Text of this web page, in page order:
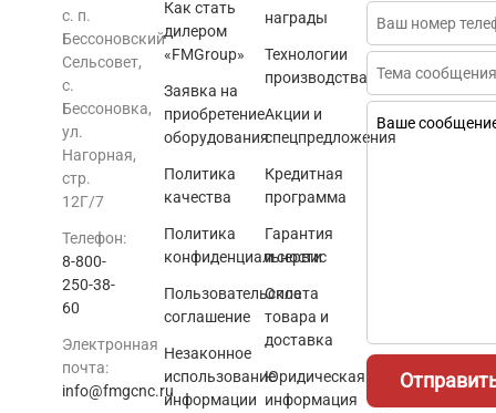
с. п.
Бессоновский
Сельсовет,
с.
Бессоновка,
ул.
Нагорная,
стр.
12Г/7
Телефон:
8-800-
250-38-
60
Электронная
почта:
info@fmgcnc.ru
Как стать
дилером
«FMGroup»
Заявка на
приобретение
оборудования
Политика
качества
Политика
конфиденциальности
Пользовательское
соглашение
Незаконное
использование
информации
награды
Технологии
производства
Акции и
спецпредложения
Кредитная
программа
Гарантия
и сервис
Оплата
товара и
доставка
Юридическая
информация